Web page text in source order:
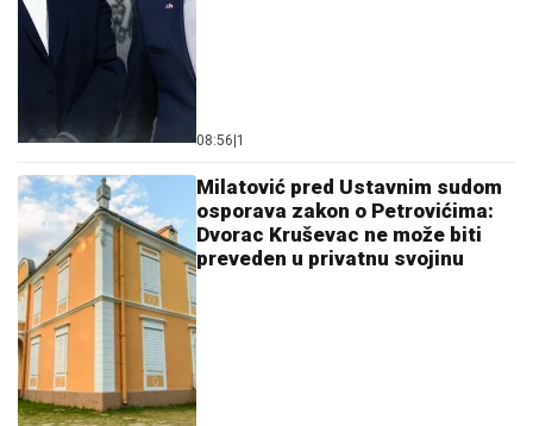
08:56|1
Milatović pred Ustavnim sudom
osporava zakon o Petrovićima:
Dvorac Kruševac ne može biti
preveden u privatnu svojinu